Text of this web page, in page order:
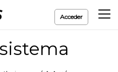
Acceder